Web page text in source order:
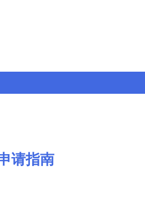
请指南